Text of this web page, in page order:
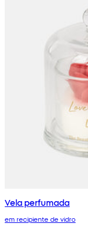
Vela perfumada
em recipiente de vidro